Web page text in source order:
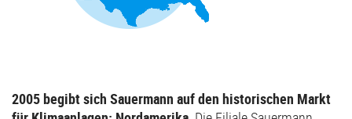
2005 begibt sich Sauermann auf den historischen Markt